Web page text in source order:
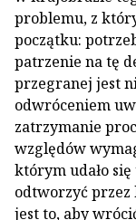
problemu, z
początku:
patrzenie na tę
przegranej jest
odwróceniem
zatrzymanie
względów
którym udało się
odtworzyć przez
jest to, aby